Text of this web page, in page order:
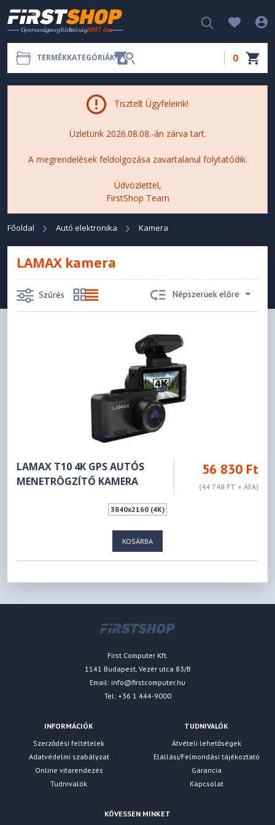
TERMÉKKATEGÓRIÁK 0
Tisztelt Ügyfeleink!
Üzletünk 2026.08.08.-án zárva tart.
A megrendelések feldolgozása zavartalanul folytatódik.
Üdvözlettel,
FirstShop Team
Főoldal Autó elektronika Kamera
LAMAX kamera
Szűrés Népszerüek előre
LAMAX T10 4K GPS AUTÓS
MENETRÖGZÍTŐ KAMERA
56 830 Ft
(44 748 FT + ÁFA)
3840x2160 (4K)
KOSÁRBA
First Computer Kft.
1141 Budapest, Vezér utca 83/B
Email: info@firstcomputer.hu
Tel: +36 1 444-9000
INFORMÁCIÓK
Szerződési feltételek
Adatvédelmi szabályzat
Online vitarendezés
Tudnivalók
TUDNIVALÓK
Átvételi lehetőségek
Elállási/Felmondási tájékoztató
Garancia
Kapcsolat
KÖVESSEN MINKET